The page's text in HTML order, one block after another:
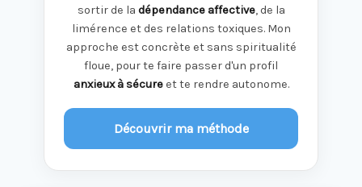
sortir de la dépendance affective, de la
limérence et des relations toxiques. Mon
approche est concrète et sans spiritualité
floue, pour te faire passer d'un profil
anxieux à sécureet te rendre autonome.
Découvrir ma méthode